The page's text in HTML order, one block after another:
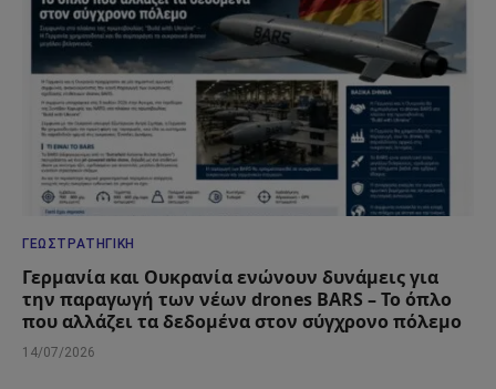
ΓΕΩΣΤΡΑΤΗΓΙΚΉ
Γερμανία και Ουκρανία ενώνουν δυνάμεις για
την παραγωγή των νέων drones BARS – Το όπλο
που αλλάζει τα δεδομένα στον σύγχρονο πόλεμο
14/07/2026